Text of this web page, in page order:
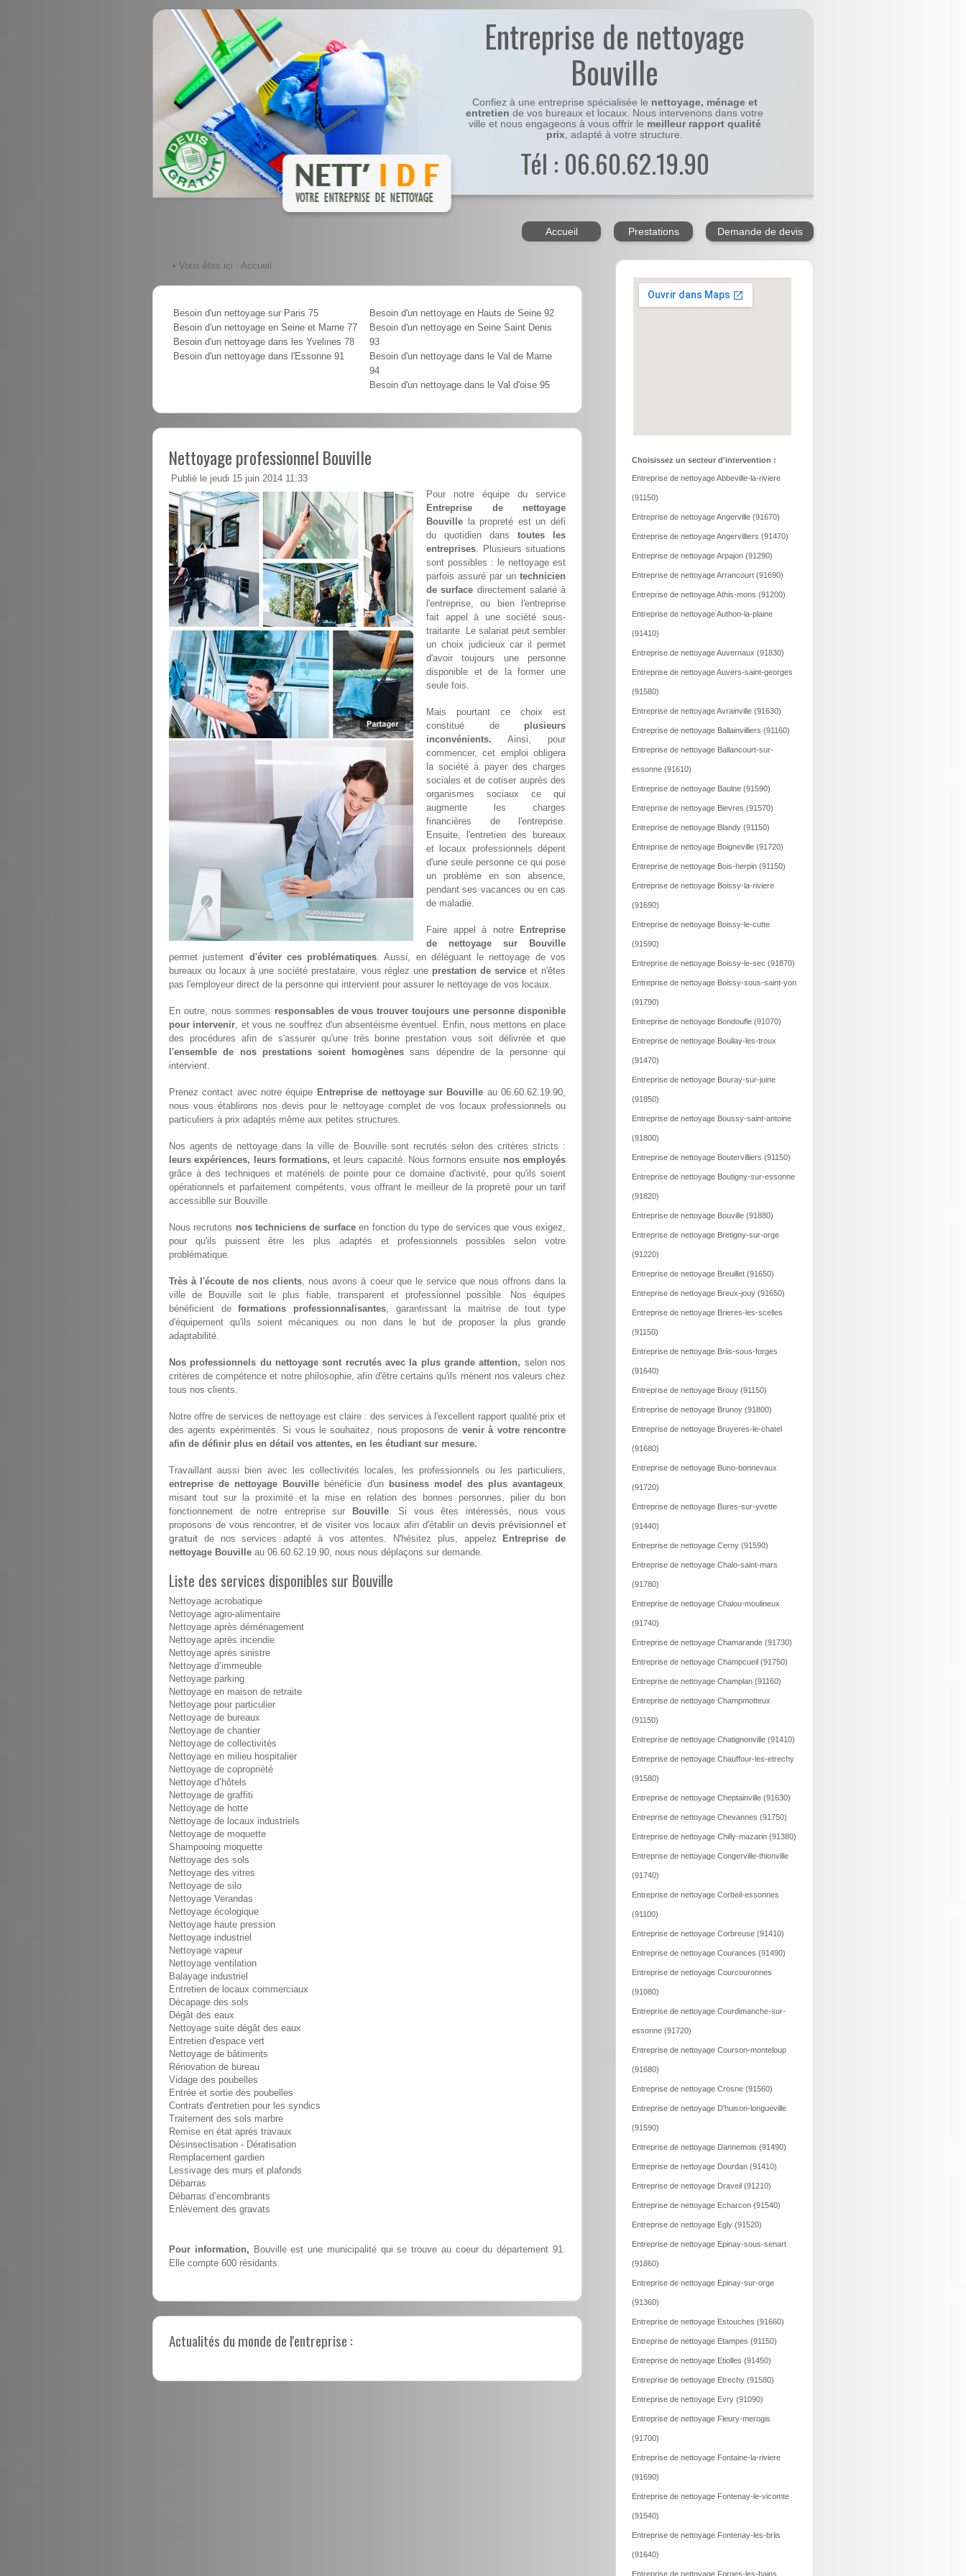
Entreprise de nettoyage
Bouville
Confiez à une entreprise spécialisée le nettoyage, ménage et
entretien de vos bureaux et locaux. Nous intervenons dans votre
ville et nous engageons à vous offrir le meilleur rapport qualité
prix, adapté à votre structure.
Tél : 06.60.62.19.90
Accueil Prestations Demande de devis
• Vous êtes ici : Accueil
Besoin d'un nettoyage sur Paris 75
Besoin d'un nettoyage en Seine et Marne 77
Besoin d'un nettoyage dans les Yvelines 78
Besoin d'un nettoyage dans l'Essonne 91
Besoin d'un nettoyage en Hauts de Seine 92
Besoin d'un nettoyage en Seine Saint Denis
93
Besoin d'un nettoyage dans le Val de Marne
94
Besoin d'un nettoyage dans le Val d'oise 95
Nettoyage professionnel Bouville
Publié le jeudi 15 juin 2014 11:33
Pour notre équipe du service
Entreprise de nettoyage
Bouville la propreté est un défi
du quotidien dans toutes les
entreprises. Plusieurs situations
sont possibles : le nettoyage est
parfois assuré par un technicien
de surface directement salarié à
l'entreprise, ou bien l'entreprise
fait appel à une société sous-
traitante. Le salariat peut sembler
un choix judicieux car il permet
d'avoir toujours une personne
disponible et de la former une
seule fois.
Mais pourtant ce choix est
constitué de plusieurs
inconvénients. Ainsi, pour
commencer, cet emploi obligera
la société à payer des charges
sociales et de cotiser auprès des
organismes sociaux ce qui
augmente les charges
financières de l'entreprise.
Ensuite, l'entretien des bureaux
et locaux professionnels dépent
d'une seule personne ce qui pose
un problème en son absence,
pendant ses vacances ou en cas
de maladie.
Faire appel à notre
Entreprise
de nettoyage sur Bouville
permet justement d'éviter ces problématiques. Aussi, en déléguant le nettoyage de vos
bureaux ou locaux à une société prestataire, vous réglez une prestation de service et n'êtes
pas l'employeur direct de la personne qui intervient pour assurer le nettoyage de vos locaux.
En outre, nous sommes responsables de vous trouver toujours une personne disponible
pour intervenir, et vous ne souffrez d'un absentéisme éventuel. Enfin, nous mettons en place
des procédures afin de s'assurer qu'une très bonne prestation vous soit délivrée et que
l'ensemble de nos prestations soient homogènessans dépendre de la personne qui
intervient.
Prenez contact avec notre équipe Entreprise de nettoyage sur Bouville au 06.60.62.19.90,
nous vous établirons nos devis pour le nettoyage complet de vos locaux professionnels ou
particuliers à prix adaptés même aux petites structures.
Nos agents de nettoyage dans la ville de Bouville sont recrutés selon des critères stricts :
leurs expériences, leurs formations, et leurs capacité. Nous formons ensuite nos employés
grâce à des techniques et matériels de pointe pour ce domaine d'activité, pour qu'ils soient
opérationnels et parfaitement compétents, vous offrant le meilleur de la propreté pour un tarif
accessiblle sur Bouville.
Nous recrutons nos techniciens de surfaceen fonction du type de services que vous exigez,
pour qu'ils puissent être les plus adaptés et professionnels possibles selon votre
problématique.
Très à l'écoute de nos clients, nous avons à coeur que le service que nous offrons dans la
ville de Bouville soit le plus fiable, transparent et professionnel possible. Nos équipes
bénéficient deformations professionnalisantes, garantissant la maitrise de tout type
d'équipement qu'ils soient mécaniques ou non dans le but de proposer la plus grande
adaptabilité.
Nos professionnels du nettoyage sont recrutés avec la plus grande attention, selon nos
critères de compétence et notre philosophie, afin d'être certains qu'ils mènent nos valeurs chez
tous nos clients.
Notre offre de services de nettoyage est claire : des services à l'excellent rapport qualité prix et
des agents expérimentés. Si vous le souhaitez, nous proposons de venir à votre rencontre
afin de définir plus en détail vos attentes, en les étudiant sur mesure.
Travaillant aussi bien avec les collectivités locales, les professionnels ou les particuliers,
entreprise de nettoyage Bouville bénéficie d'un business model des plus avantageux,
misant tout sur la proximité et la mise en relation des bonnes personnes, pilier du bon
fonctionnement de notre entreprise sur
Bouville. Si vous êtes intéressés, nous vous
proposons de vous rencontrer, et de visiter vos locaux afin d'établir un devis prévisionnel et
gratuit de nos services adapté à vos attentes. N'hésitez plus, appelez
Entreprise de
nettoyage Bouville au 06.60.62.19.90, nous nous déplaçons sur demande.
Liste des services disponibles sur Bouville
Nettoyage acrobatique
Nettoyage agro-alimentaire
Nettoyage après déménagement
Nettoyage après incendie
Nettoyage après sinistre
Nettoyage d’immeuble
Nettoyage parking
Nettoyage en maison de retraite
Nettoyage pour particulier
Nettoyage de bureaux
Nettoyage de chantier
Nettoyage de collectivités
Nettoyage en milieu hospitalier
Nettoyage de copropriété
Nettoyage d’hôtels
Nettoyage de graffiti
Nettoyage de hotte
Nettoyage de locaux industriels
Nettoyage de moquette
Shampooing moquette
Nettoyage des sols
Nettoyage des vitres
Nettoyage de silo
Nettoyage Verandas
Nettoyage écologique
Nettoyage haute pression
Nettoyage industriel
Nettoyage vapeur
Nettoyage ventilation
Balayage industriel
Entretien de locaux commerciaux
Décapage des sols
Dégât des eaux
Nettoyage suite dégât des eaux
Entretien d'espace vert
Nettoyage de bâtiments
Rénovation de bureau
Vidage des poubelles
Entrée et sortie des poubelles
Contrats d'entretien pour les syndics
Traitement des sols marbre
Remise en état aprés travaux
Désinsectisation - Dératisation
Remplacement gardien
Lessivage des murs et plafonds
Débarras
Débarras d’encombrants
Enlèvement des gravats
Pour information, Bouville est une municipalité qui se trouve au coeur du département 91.
Elle compte 600 résidants.
Actualités du monde de l'entreprise :
Choisissez un secteur d'intervention :
Entreprise de nettoyage Abbeville-la-riviere
(91150)
Entreprise de nettoyage Angerville (91670)
Entreprise de nettoyage Angervilliers (91470)
Entreprise de nettoyage Arpajon (91290)
Entreprise de nettoyage Arrancourt (91690)
Entreprise de nettoyage Athis-mons (91200)
Entreprise de nettoyage Authon-la-plaine
(91410)
Entreprise de nettoyage Auvernaux (91830)
Entreprise de nettoyage Auvers-saint-georges
(91580)
Entreprise de nettoyage Avrainville (91630)
Entreprise de nettoyage Ballainvilliers (91160)
Entreprise de nettoyage Ballancourt-sur-
essonne (91610)
Entreprise de nettoyage Baulne (91590)
Entreprise de nettoyage Bievres (91570)
Entreprise de nettoyage Blandy (91150)
Entreprise de nettoyage Boigneville (91720)
Entreprise de nettoyage Bois-herpin (91150)
Entreprise de nettoyage Boissy-la-riviere
(91690)
Entreprise de nettoyage Boissy-le-cutte
(91590)
Entreprise de nettoyage Boissy-le-sec (91870)
Entreprise de nettoyage Boissy-sous-saint-yon
(91790)
Entreprise de nettoyage Bondoufle (91070)
Entreprise de nettoyage Boullay-les-troux
(91470)
Entreprise de nettoyage Bouray-sur-juine
(91850)
Entreprise de nettoyage Boussy-saint-antoine
(91800)
Entreprise de nettoyage Boutervilliers (91150)
Entreprise de nettoyage Boutigny-sur-essonne
(91820)
Entreprise de nettoyage Bouville (91880)
Entreprise de nettoyage Bretigny-sur-orge
(91220)
Entreprise de nettoyage Breuillet (91650)
Entreprise de nettoyage Breux-jouy (91650)
Entreprise de nettoyage Brieres-les-scelles
(91150)
Entreprise de nettoyage Briis-sous-forges
(91640)
Entreprise de nettoyage Brouy (91150)
Entreprise de nettoyage Brunoy (91800)
Entreprise de nettoyage Bruyeres-le-chatel
(91680)
Entreprise de nettoyage Buno-bonnevaux
(91720)
Entreprise de nettoyage Bures-sur-yvette
(91440)
Entreprise de nettoyage Cerny (91590)
Entreprise de nettoyage Chalo-saint-mars
(91780)
Entreprise de nettoyage Chalou-moulineux
(91740)
Entreprise de nettoyage Chamarande (91730)
Entreprise de nettoyage Champcueil (91750)
Entreprise de nettoyage Champlan (91160)
Entreprise de nettoyage Champmotteux
(91150)
Entreprise de nettoyage Chatignonville (91410)
Entreprise de nettoyage Chauffour-les-etrechy
(91580)
Entreprise de nettoyage Cheptainville (91630)
Entreprise de nettoyage Chevannes (91750)
Entreprise de nettoyage Chilly-mazarin (91380)
Entreprise de nettoyage Congerville-thionville
(91740)
Entreprise de nettoyage Corbeil-essonnes
(91100)
Entreprise de nettoyage Corbreuse (91410)
Entreprise de nettoyage Courances (91490)
Entreprise de nettoyage Courcouronnes
(91080)
Entreprise de nettoyage Courdimanche-sur-
essonne (91720)
Entreprise de nettoyage Courson-monteloup
(91680)
Entreprise de nettoyage Crosne (91560)
Entreprise de nettoyage D'huison-longueville
(91590)
Entreprise de nettoyage Dannemois (91490)
Entreprise de nettoyage Dourdan (91410)
Entreprise de nettoyage Draveil (91210)
Entreprise de nettoyage Echarcon (91540)
Entreprise de nettoyage Egly (91520)
Entreprise de nettoyage Epinay-sous-senart
(91860)
Entreprise de nettoyage Epinay-sur-orge
(91360)
Entreprise de nettoyage Estouches (91660)
Entreprise de nettoyage Etampes (91150)
Entreprise de nettoyage Etiolles (91450)
Entreprise de nettoyage Etrechy (91580)
Entreprise de nettoyage Evry (91090)
Entreprise de nettoyage Fleury-merogis
(91700)
Entreprise de nettoyage Fontaine-la-riviere
(91690)
Entreprise de nettoyage Fontenay-le-vicomte
(91540)
Entreprise de nettoyage Fontenay-les-briis
(91640)
Entreprise de nettoyage Forges-les-bains